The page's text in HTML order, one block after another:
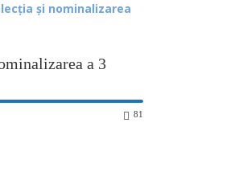
și nominalizarea
a 3
81